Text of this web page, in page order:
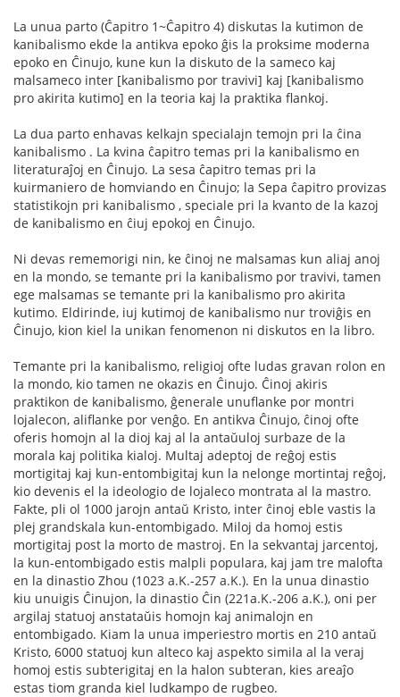
La unua parto (Ĉapitro 1~Ĉapitro 4) diskutas la kutimon de
kanibalismo ekde la antikva epoko ĝis la proksime moderna
epoko en Ĉinujo, kune kun la diskuto de la sameco kaj
malsameco inter [kanibalismo por travivi] kaj [kanibalismo
pro akirita kutimo] en la teoria kaj la praktika flankoj.
La dua parto enhavas kelkajn specialajn temojn pri la ĉina
kanibalismo . La kvina ĉapitro temas pri la kanibalismo en
literaturaĵoj en Ĉinujo. La sesa ĉapitro temas pri la
kuirmaniero de homviando en Ĉinujo; la Sepa ĉapitro provizas
statistikojn pri kanibalismo , speciale pri la kvanto de la kazoj
de kanibalismo en ĉiuj epokoj en Ĉinujo.
Ni devas rememorigi nin, ke ĉinoj ne malsamas kun aliaj anoj
en la mondo, se temante pri la kanibalismo por travivi, tamen
ege malsamas se temante pri la kanibalismo pro akirita
kutimo. Eldirinde, iuj kutimoj de kanibalismo nur troviĝis en
Ĉinujo, kion kiel la unikan fenomenon ni diskutos en la libro.
Temante pri la kanibalismo, religioj ofte ludas gravan rolon en
la mondo, kio tamen ne okazis en Ĉinujo. Ĉinoj akiris
praktikon de kanibalismo, ĝenerale unuflanke por montri
lojalecon, aliflanke por venĝo. En antikva Ĉinujo, ĉinoj ofte
oferis homojn al la dioj kaj al la antaŭuloj surbaze de la
morala kaj politika kialoj. Multaj adeptoj de reĝoj estis
mortigitaj kaj kun-entombigitaj kun la nelonge mortintaj reĝoj,
kio devenis el la ideologio de lojaleco montrata al la mastro.
Fakte, pli ol 1000 jarojn antaŭ Kristo, inter ĉinoj eble vastis la
plej grandskala kun-entombigado. Miloj da homoj estis
mortigitaj post la morto de mastroj. En la sekvantaj jarcentoj,
la kun-entombigado estis malpli populara, kaj jam tre malofta
en la dinastio Zhou (1023 a.K.-257 a.K.). En la unua dinastio
kiu unuigis Ĉinujon, la dinastio Ĉin (221a.K.-206 a.K.), oni per
argilaj statuoj anstataŭis homojn kaj animalojn en
entombigado. Kiam la unua imperiestro mortis en 210 antaŭ
Kristo, 6000 statuoj kun alteco kaj aspekto simila al la veraj
homoj estis subterigitaj en la halon subteran, kies areaĵo
estas tiom granda kiel ludkampo de rugbeo.